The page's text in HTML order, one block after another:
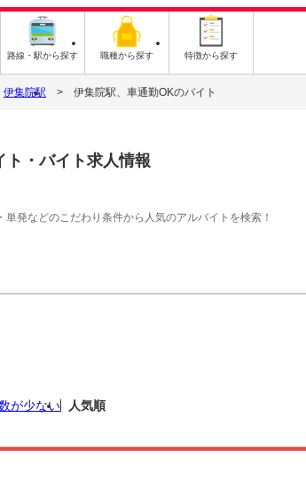
路線・駅から探す 職種から探す 特徴から探す
伊集院駅 伊集院駅、車通勤OKのバイト
ト・バイト求人情報
発などのこだわり条件から人気のアルバイトを検索！
が少ない 人気順